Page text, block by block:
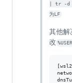
| tr -d
为LF
其他解
改